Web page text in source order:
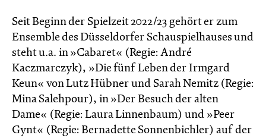
Seit Beginn der Spielzeit 2022/23 gehört er zum
Ensemble des Düsseldorfer Schauspielhauses und
steht u.a. in »Cabaret« (Regie: André
Kaczmarczyk), »Die fünf Leben der Irmgard
Keun« von Lutz Hübner und Sarah Nemitz (Regie:
Mina Salehpour), in »Der Besuch der alten
Dame« (Regie: Laura Linnenbaum) und »Peer
Gynt« (Regie: Bernadette Sonnenbichler) auf der